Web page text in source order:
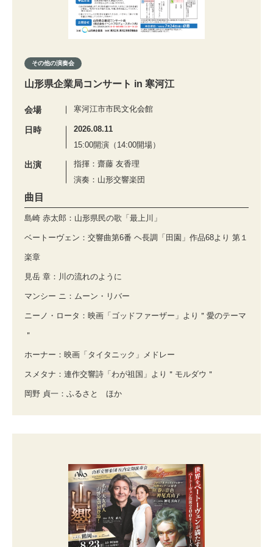
その他の演奏会
山形県企業局コンサート in 寒河江
会場 寒河江市市民文化会館
日時
2026.08.11
15:00開演（14:00開場）
出演
指揮：齋藤 友香理
演奏：山形交響楽団
曲目
島崎 赤太郎：山形県民の歌「最上川」
ベートーヴェン：交響曲第6番 ヘ長調「田園」作品68より 第１
楽章
見岳 章：川の流れのように
マンシー ニ：ムーン・リバー
ニーノ・ロータ：映画「ゴッドファーザー」より＂愛のテーマ
＂
ホーナー：映画「タイタニック」メドレー
スメタナ：連作交響詩「わが祖国」より＂モルダウ＂
岡野 貞一：ふるさと ほか